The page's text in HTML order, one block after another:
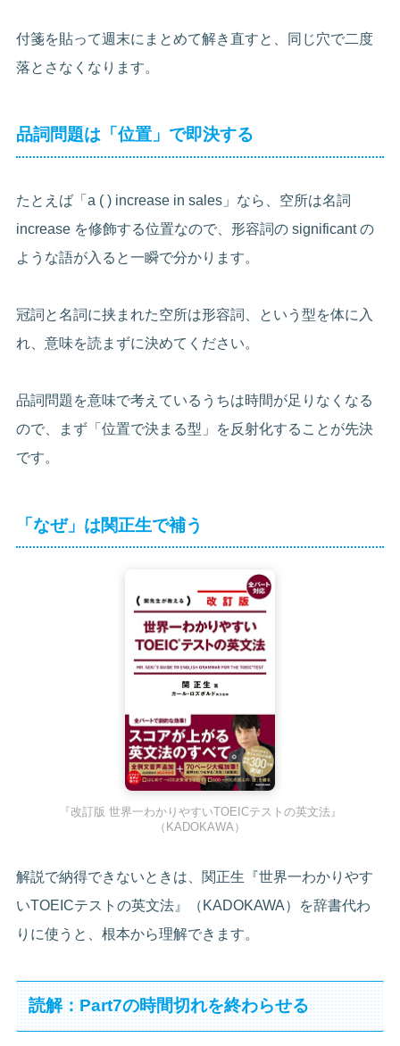
付箋を貼って週末にまとめて解き直すと、同じ穴で二度
落とさなくなります。
品詞問題は「位置」で即決する
たとえば「a ( ) increase in sales」なら、空所は名詞
increase を修飾する位置なので、形容詞の significant の
ような語が入ると一瞬で分かります。
冠詞と名詞に挟まれた空所は形容詞、という型を体に入
れ、意味を読まずに決めてください。
品詞問題を意味で考えているうちは時間が足りなくなる
ので、まず「位置で決まる型」を反射化することが先決
です。
「なぜ」は関正生で補う
『改訂版 世界一わかりやすいTOEICテストの英文法』
（KADOKAWA）
解説で納得できないときは、関正生『世界一わかりやす
いTOEICテストの英文法』（KADOKAWA）を辞書代わ
りに使うと、根本から理解できます。
読解：Part7の時間切れを終わらせる